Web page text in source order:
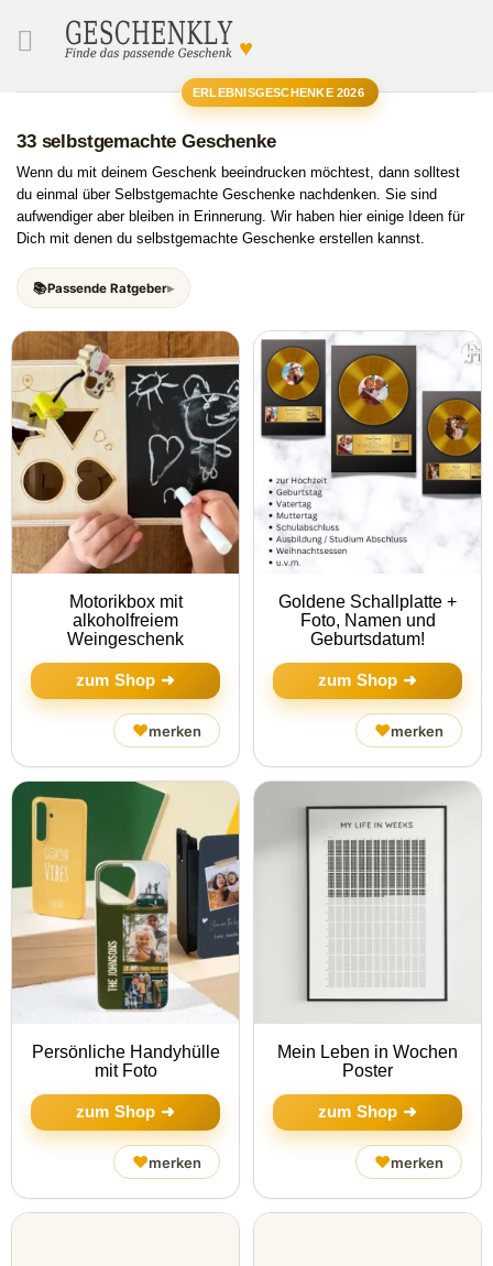
ERLEBNISGESCHENKE 2026
♥
33 selbstgemachte Geschenke
Wenn du mit deinem Geschenk beeindrucken möchtest, dann solltest
du einmal über Selbstgemachte Geschenke nachdenken. Sie sind
aufwendiger aber bleiben in Erinnerung. Wir haben hier einige Ideen für
Dich mit denen du selbstgemachte Geschenke erstellen kannst.
Passende Ratgeber
Motorikbox mit
alkoholfreiem
Weingeschenk
zum Shop ➜
♥merken
Goldene Schallplatte +
Foto, Namen und
Geburtsdatum!
zum Shop ➜
♥merken
Persönliche Handyhülle
mit Foto
zum Shop ➜
♥merken
Mein Leben in Wochen
Poster
zum Shop ➜
♥merken